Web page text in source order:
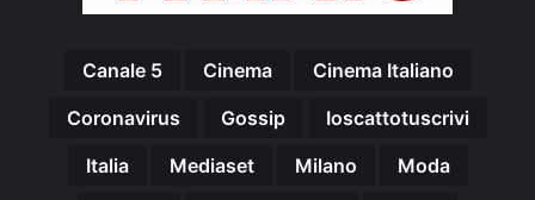
Canale 5 Cinema
Cinema Italiano
Coronavirus
Gossip
Ioscattotuscrivi
Italia
Mediaset Milano
Moda